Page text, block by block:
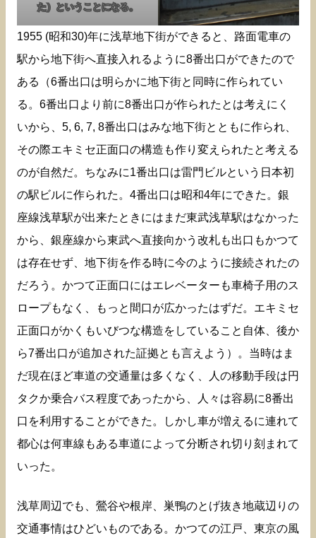
た）ということになる。
1955 (昭和30)年に浅草地下街ができると、路面電車の
駅から地下街へ直接入れるように8番出口ができたので
ある（6番出口は明らかに地下街と同時に作られてい
る。6番出口より前に8番出口が作られたとは考えにく
いから、5, 6, 7, 8番出口はみな地下街とともに作られ、
その際エキミセ正面口の構造も作り変えられたと考える
のが自然だ。ちなみに1番出口は雷門ビルという日本初
の駅ビルに作られた。4番出口は昭和4年にできた。銀
座線浅草駅が出来たときにはまだ東武浅草駅はなかった
から、銀座線から東武へ直接向かう改札も出口もかつて
は存在せず、地下街を作る時に今のように接続されたの
だろう。かつて正面口にはエレベーターも車椅子用のス
ロープもなく、もっと間口が広かったはずだ。エキミセ
正面口がかくもいびつな構造をしていること自体、後か
ら7番出口が追加された証拠とも言えよう）。当時はま
だ現在ほど車道の交通量は多くなく、人の移動手段は円
タクか乗合バス程度であったから、人々は容易に8番出
口を利用することができた。しかし車が増えるに連れて
都心は何車線もある車道によって分断され切り刻まれて
いった。
浅草周辺でも、鶯谷や根岸、巣鴨のとげ抜き地蔵辺りの
交通事情はひどいものである。かつての江戸、東京の風